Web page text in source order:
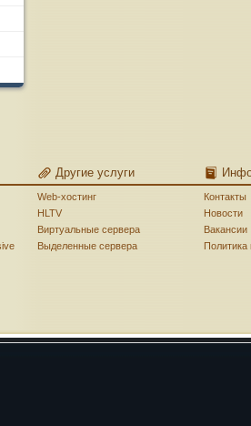
Другие услуги
Web-хостинг
HLTV
Виртуальные сервера
Выделенные сервера
Контакты
Новости
Вакансии
Политика